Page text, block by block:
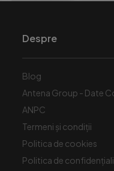
Despre
Blog
Antena Group - Date
ANPC
Termeni și condiții
Politica de cookies
Politica de